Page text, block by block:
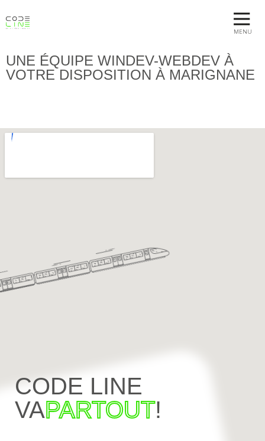
MENU
UNE ÉQUIPE WINDEV-WEBDEV À
VOTRE DISPOSITION À MARIGNANE
CODE LINE
VAPARTOUT!